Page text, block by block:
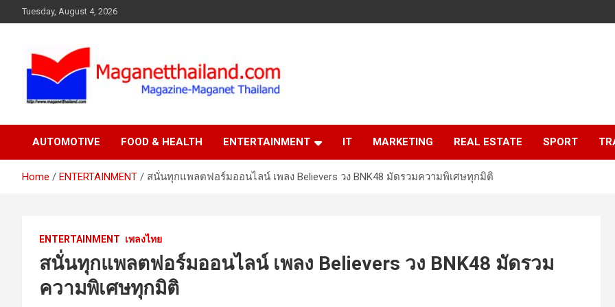
to
Tuesday, August 4, 2026
AUTOMOTIVE FOOD & HEALTH ENTERTAINMENT IT MARKETING REAL ESTATE SPORT
Home ENTERTAINMENT สนั่นทุกแพลตฟอร์มออนไลน์ เพลง Believers วง BNK48 มัดรวมความพิเศษทุกมิติ
ENTERTAINMENT เพลงไทย
สนั่นทุกแพลตฟอร์มออนไลน์ เพลง Believers วง BNK48 มัดรวม
ความพิเศษทุกมิติ